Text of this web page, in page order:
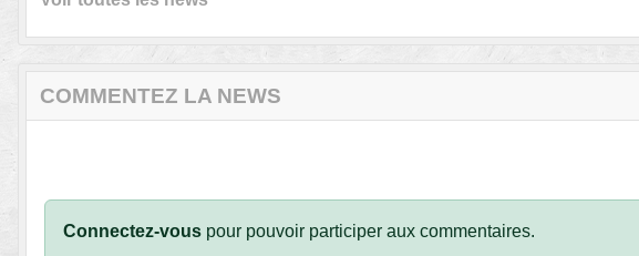
COMMENTEZ LA NEWS
Connectez-vous pour pouvoir participer aux commentaires.